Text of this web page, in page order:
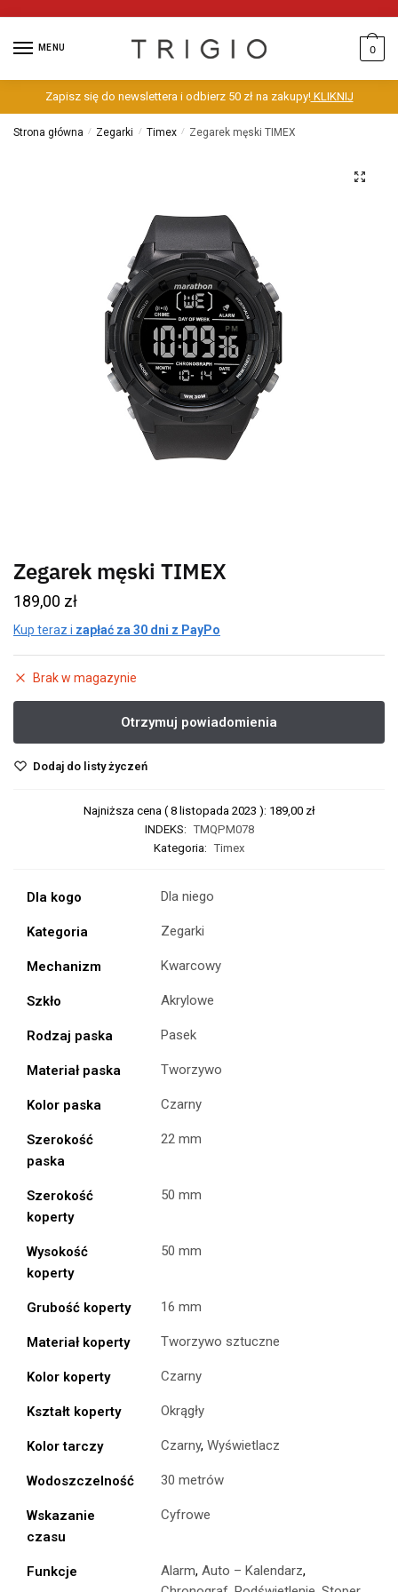
MENU 0
Zapisz się do newslettera i odbierz 50 zł na zakupy!KLIKNIJ
Strona główna / Zegarki / Timex / Zegarek męski TIMEX
Zegarek męski TIMEX
189,00 zł
Kup teraz i zapłać za 30 dni z PayPo
Brak w magazynie
Dodaj do listy życzeń
Najniższa cena (8 listopada 2023 ): 189,00 zł
INDEKS: TMQPM078
Kategoria: Timex
Dla kogo Dla niego
Kategoria Zegarki
Mechanizm Kwarcowy
Szkło Akrylowe
Rodzaj paska Pasek
Materiał paska Tworzywo
Kolor paska Czarny
Szerokość
paska
22 mm
Szerokość
koperty
50 mm
Wysokość
koperty
50 mm
Grubość koperty 16 mm
Materiał koperty Tworzywo sztuczne
Kolor koperty Czarny
Kształt koperty Okrągły
Kolor tarczy Czarny, Wyświetlacz
Wodoszczelność 30 metrów
Wskazanie
czasu
Cyfrowe
Funkcje Alarm, Auto – Kalendarz,